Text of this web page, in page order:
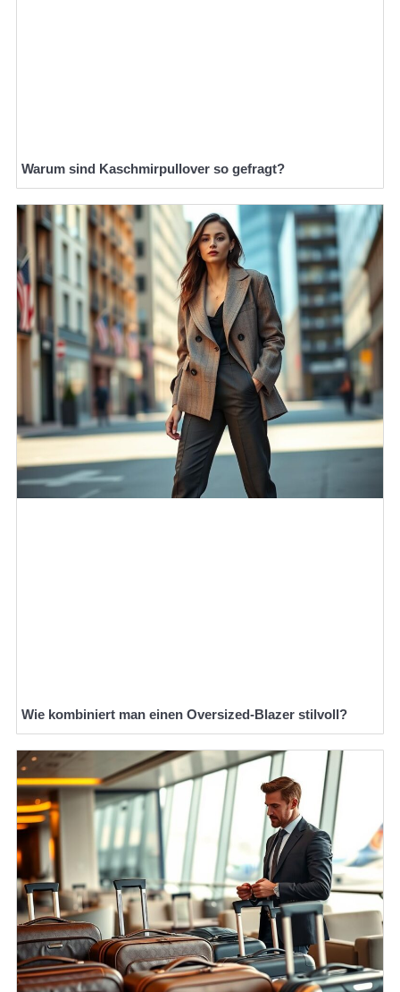
Warum sind Kaschmirpullover so gefragt?
Wie kombiniert man einen Oversized-Blazer stilvoll?